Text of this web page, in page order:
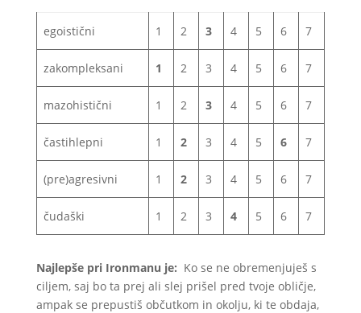
egoistični 1 2 3 4 5 6 7
zakompleksani 1 2 3 4 5 6 7
mazohistični 1 2 3 4 5 6 7
častihlepni 1 2 3 4 5 6 7
(pre)agresivni 1 2 3 4 5 6 7
čudaški 1 2 3 4 5 6 7
Najlepše pri Ironmanu je: Ko se ne obremenjuješ s
ciljem, saj bo ta prej ali slej prišel pred tvoje obličje,
ampak se prepustiš občutkom in okolju, ki te obdaja,